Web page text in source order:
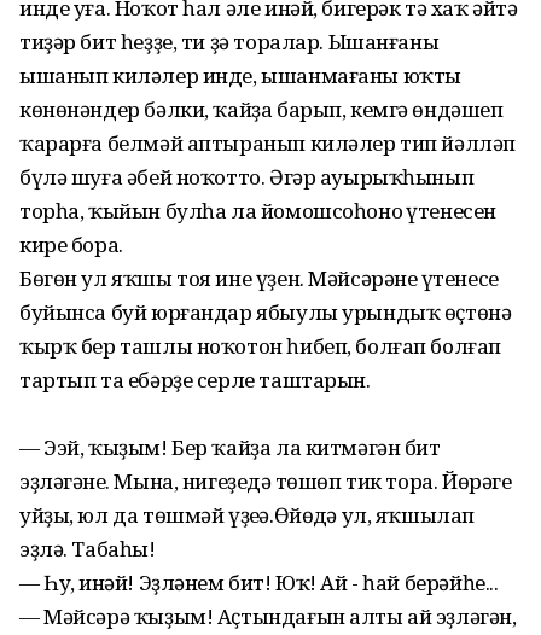
инде уға. Ноҡот һал әле инәй, бигерәк тә хаҡ әйтәң
тиҙәр бит һеҙҙе, ти ҙә торалар. Ышанғаны
ышанып киләлер инде, ышанмағаны юҡтың
көнөнәндер бәлки, ҡайҙа барып, кемгә өндәшеп
ҡарарға белмәй аптыранып киләлер тип йәлләп
бүлә шуға әбей ноҡотто. Әгәр ауырыҡһынып
торһа, ҡыйын булһа ла йомошсоһоноң үтенесен
кире бора.
Бөгөн ул яҡшы тоя ине үҙен. Мәйсәрәнең үтенесе
буйынса буй юрғандар ябыулы урындыҡ өҫтөнә
ҡырҡ бер ташлы ноҡотон һибеп, болғап болғап
тартып та ебәрҙе серле таштарын.
— Ээй, ҡыҙым! Бер ҡайҙа ла китмәгән бит
эҙләгәнең. Мына, нигеҙеңдә төшөп тик тора. Йөрәгең
уйҙы, юл да төшмәй үҙеңә.Өйөңдә ул, яҡшылап
эҙлә. Табаһың!
— Һуң, инәй! Эҙләнем бит! Юҡ! Ай - һай берәйһе...
— Мәйсәрә ҡыҙым! Аҫтындағын алты ай эҙләгән,